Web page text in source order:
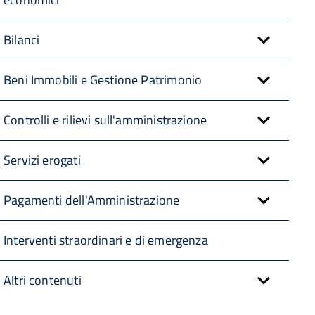
Bilanci
Beni Immobili e Gestione Patrimonio
Controlli e rilievi sull'amministrazione
Servizi erogati
Pagamenti dell'Amministrazione
Interventi straordinari e di emergenza
Altri contenuti